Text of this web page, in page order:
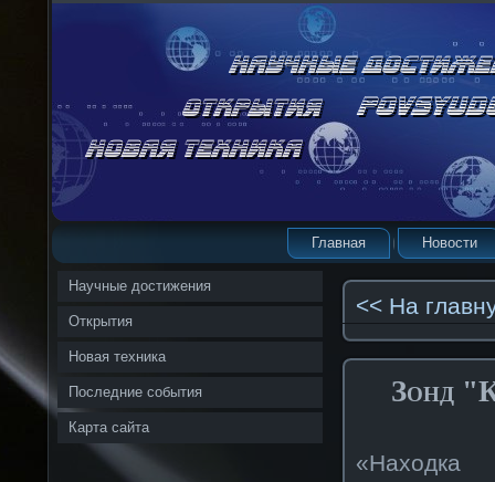
Главная Новости
Научные достижения
Открытия
Новая техника
Последние события
Карта сайта
<< На
Зонд